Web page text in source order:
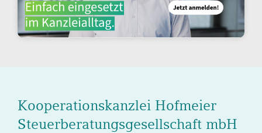
Kooperationskanzlei Hofmeier
Steuerberatungsgesellschaft mbH